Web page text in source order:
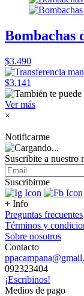
Bombachas
$3.490
$3.141
Ver más
×
Notificarme
Suscribite a nuestro
Suscribirme
+ Info
Preguntas frecuentes
Términos y
Sobre nosotros
Contacto
092323404
¡Escribinos!
Medios de pago